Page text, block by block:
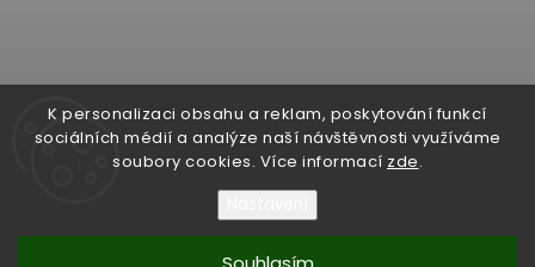
K personalizaci obsahu a reklam, poskytování funkcí
sociálních médií a analýze naší návštěvnosti využíváme
soubory cookies. Více informací zde.